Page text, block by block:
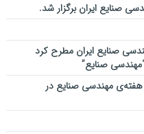
صنایع ایران برگزار شد.
صنایع ایران مطرح کرد
صنایع”
هفته‌ی مهندسی صنایع در